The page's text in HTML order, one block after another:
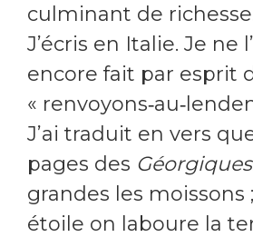
culminant de
J’écris en Italie. Je ne
encore fait par esprit
«
J’ai traduit en vers
pages des Géorgiques
grandes les moissons
étoile on laboure la